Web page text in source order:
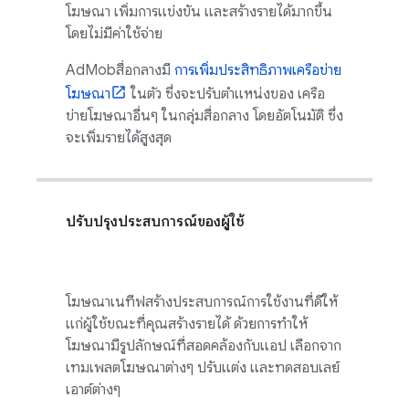
โฆษณา เพิ่มการแข่งขัน และสร้างรายได้มากขึ้น
โดยไม่มีค่าใช้จ่าย
AdMobสื่อกลางมี การเพิ่มประสิทธิภาพเครือข่าย
โฆษณา
ในตัว ซึ่งจะปรับตำแหน่งของ เครือ
ข่ายโฆษณาอื่นๆ ในกลุ่มสื่อกลาง โดยอัตโนมัติ ซึ่ง
จะเพิ่มรายได้สูงสุด
ปรับปรุงประสบการณ์ของผู้ใช้
โฆษณาเนทีฟสร้างประสบการณ์การใช้งานที่ดีให้
แก่ผู้ใช้ขณะที่คุณสร้างรายได้ ด้วยการทำให้
โฆษณามีรูปลักษณ์ที่สอดคล้องกับแอป เลือกจาก
เทมเพลตโฆษณาต่างๆ ปรับแต่ง และทดสอบเลย์
เอาต์ต่างๆ